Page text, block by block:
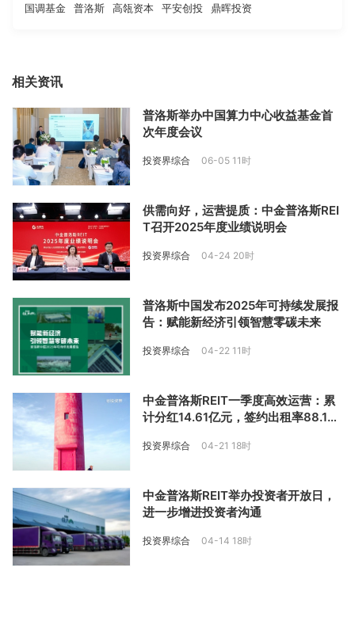
国调基金 普洛斯 高瓴资本 平安创投 鼎晖投资
相关资讯
普洛斯举办中国算力中心收益基金首
次年度会议
投资界综合 06-05 11时
供需向好，运营提质：中金普洛斯REI
T召开2025年度业绩说明会
投资界综合 04-24 20时
普洛斯中国发布2025年可持续发展报
告：赋能新经济引领智慧零碳未来
投资界综合 04-22 11时
中金普洛斯REIT一季度高效运营：累
计分红14.61亿元，签约出租率88.1
投资界综合 04-21 18时
中金普洛斯REIT举办投资者开放日，
进一步增进投资者沟通
投资界综合 04-14 18时